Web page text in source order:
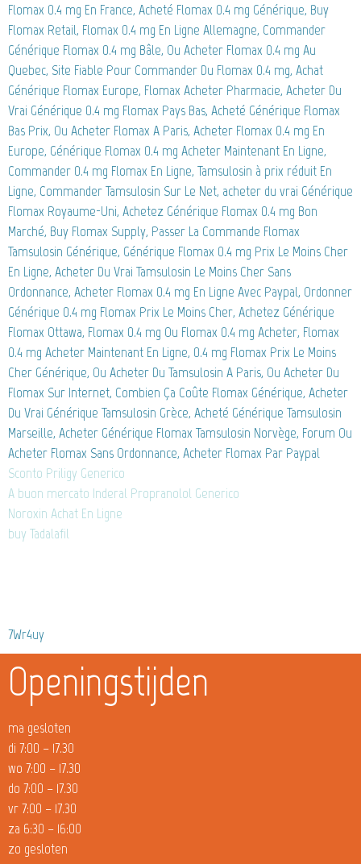
Flomax 0.4 mg En France, Acheté Flomax 0.4 mg Générique, Buy
Flomax Retail, Flomax 0.4 mg En Ligne Allemagne, Commander
Générique Flomax 0.4 mg Bâle, Ou Acheter Flomax 0.4 mg Au
Quebec, Site Fiable Pour Commander Du Flomax 0.4 mg, Achat
Générique Flomax Europe, Flomax Acheter Pharmacie, Acheter Du
Vrai Générique 0.4 mg Flomax Pays Bas, Acheté Générique Flomax
Bas Prix, Ou Acheter Flomax A Paris, Acheter Flomax 0.4 mg En
Europe, Générique Flomax 0.4 mg Acheter Maintenant En Ligne,
Commander 0.4 mg Flomax En Ligne, Tamsulosin à prix réduit En
Ligne, Commander Tamsulosin Sur Le Net, acheter du vrai Générique
Flomax Royaume-Uni, Achetez Générique Flomax 0.4 mg Bon
Marché, Buy Flomax Supply, Passer La Commande Flomax
Tamsulosin Générique, Générique Flomax 0.4 mg Prix Le Moins Cher
En Ligne, Acheter Du Vrai Tamsulosin Le Moins Cher Sans
Ordonnance, Acheter Flomax 0.4 mg En Ligne Avec Paypal, Ordonner
Générique 0.4 mg Flomax Prix Le Moins Cher, Achetez Générique
Flomax Ottawa, Flomax 0.4 mg Ou Flomax 0.4 mg Acheter, Flomax
0.4 mg Acheter Maintenant En Ligne, 0.4 mg Flomax Prix Le Moins
Cher Générique, Ou Acheter Du Tamsulosin A Paris, Ou Acheter Du
Flomax Sur Internet, Combien Ça Coûte Flomax Générique, Acheter
Du Vrai Générique Tamsulosin Grèce, Acheté Générique Tamsulosin
Marseille, Acheter Générique Flomax Tamsulosin Norvège, Forum Ou
Acheter Flomax Sans Ordonnance, Acheter Flomax Par Paypal
Sconto Priligy Generico
A buon mercato Inderal Propranolol Generico
Noroxin Achat En Ligne
buy Tadalafil
7Wr4uy
Openingstijden
ma gesloten
di 7:00 – 17.30
wo 7:00 – 17.30
do 7:00 – 17.30
vr 7:00 – 17.30
za 6:30 – 16:00
zo gesloten